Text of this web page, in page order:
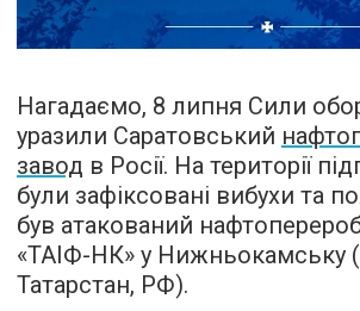
Нагадаємо, 8 липня Сили
уразили Саратовський
завод в Росії. На території
були зафіксовані вибухи та
був атакований
«ТАІФ-НК» у Нижньокамську
Татарстан, РФ).